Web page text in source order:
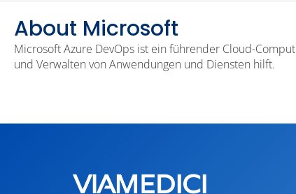
About Microsoft
Microsoft Azure DevOps ist ein führender Cloud-
und Verwalten von Anwendungen und Diensten hilft.